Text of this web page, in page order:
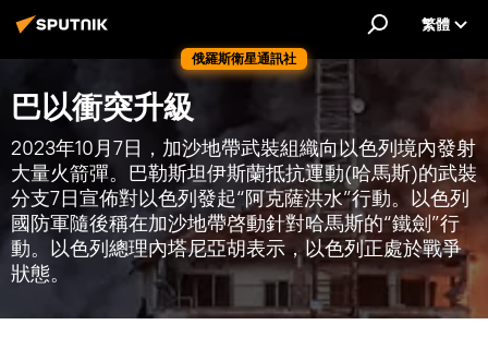
俄羅斯衛星通訊社
繁體
巴以衝突升級
2023年10月7日，加沙地帶武裝組織向以色列境內發射
大量火箭彈。巴勒斯坦伊斯蘭抵抗運動(哈馬斯)的武裝
分支7日宣佈對以色列發起“阿克薩洪水”行動。以色列
國防軍隨後稱在加沙地帶啓動針對哈馬斯的“鐵劍”行
動。以色列總理內塔尼亞胡表示，以色列正處於戰爭
狀態。